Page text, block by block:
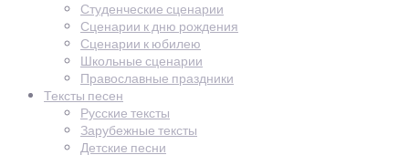
Студенческие сценарии
Сценарии к дню рождения
Сценарии к юбилею
Школьные сценарии
Православные праздники
Тексты песен
Русские тексты
Зарубежные тексты
Детские песни